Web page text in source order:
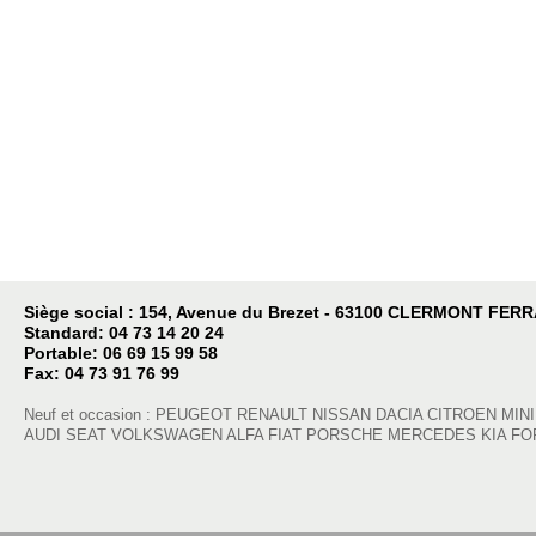
Siège social : 154, Avenue du Brezet - 63100 CLERMONT
Standard: 04 73 14 20 24
Portable: 06 69 15 99 58
Fax: 04 73 91 76 99
Neuf et occasion : PEUGEOT RENAULT NISSAN DACIA CITROEN
AUDI SEAT VOLKSWAGEN ALFA FIAT PORSCHE MERCEDES KIA